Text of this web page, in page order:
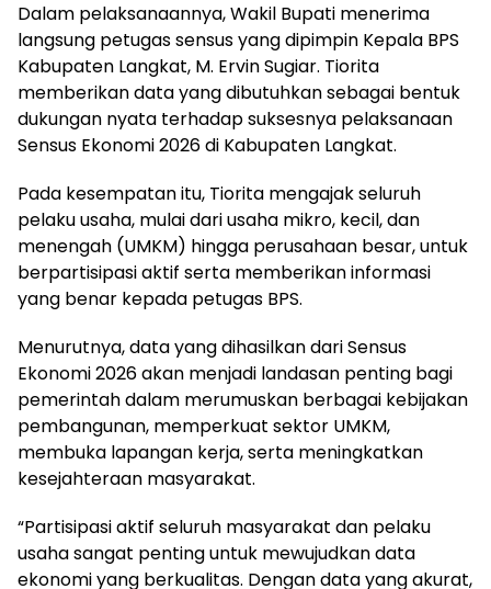
Dalam pelaksanaannya, Wakil Bupati menerima
langsung petugas sensus yang dipimpin Kepala BPS
Kabupaten Langkat, M. Ervin Sugiar. Tiorita
memberikan data yang dibutuhkan sebagai bentuk
dukungan nyata terhadap suksesnya pelaksanaan
Sensus Ekonomi 2026 di Kabupaten Langkat.
Pada kesempatan itu, Tiorita mengajak seluruh
pelaku usaha, mulai dari usaha mikro, kecil, dan
menengah (UMKM) hingga perusahaan besar, untuk
berpartisipasi aktif serta memberikan informasi
yang benar kepada petugas BPS.
Menurutnya, data yang dihasilkan dari Sensus
Ekonomi 2026 akan menjadi landasan penting bagi
pemerintah dalam merumuskan berbagai kebijakan
pembangunan, memperkuat sektor UMKM,
membuka lapangan kerja, serta meningkatkan
kesejahteraan masyarakat.
“Partisipasi aktif seluruh masyarakat dan pelaku
usaha sangat penting untuk mewujudkan data
ekonomi yang berkualitas. Dengan data yang akurat,